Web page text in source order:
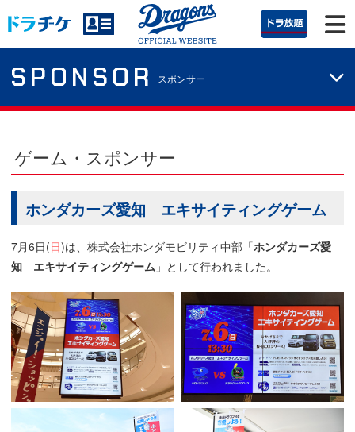
SPONSOR スポンサー
ゲーム・スポンサー
ホンダカーズ愛知 エキサイティングゲーム
7月6日(日)は、株式会社ホンダモビリティ中部「ホンダカーズ愛
知 エキサイティングゲーム 」として行われました。